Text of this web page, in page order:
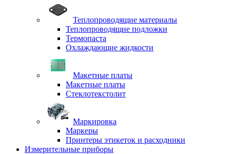
Теплопроводящие материалы
Теплопроводящие подложки
Термопаста
Охлаждающие жидкости
Макетные платы
Макетные платы
Стеклотекстолит
Маркировка
Маркеры
Принтеры этикеток и расходники
Измерительные приборы